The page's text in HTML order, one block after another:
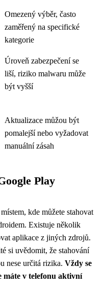
Omezený výběr, často
zaměřený na specifické
kategorie
Úroveň zabezpečení se
liší, riziko malwaru může
být vyšší
Aktualizace můžou být
pomalejší nebo vyžadovat
manuální zásah
Play
kde můžete stahovat
Existuje několik
aplikace z jiných zdrojů.
si uvědomit, že stahování
nese určitá rizika. Vždy se
máte v telefonu aktivní